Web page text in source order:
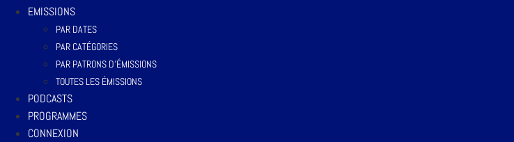
EMISSIONS
PAR DATES
PAR CATÉGORIES
PAR PATRONS D’ÉMISSIONS
TOUTES LES ÉMISSIONS
PODCASTS
PROGRAMMES
CONNEXION